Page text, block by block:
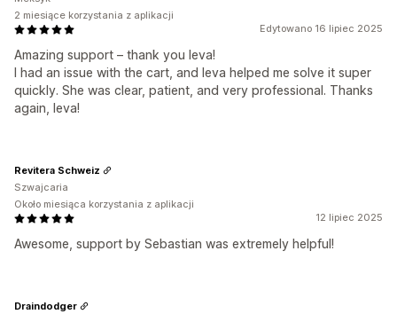
Edytowano 16 lipiec 2025
Amazing support – thank you Ieva!
I had an issue with the cart, and Ieva helped me solve it super
quickly. She was clear, patient, and very professional. Thanks
again, Ieva!
2 miesiące korzystania z aplikacji
12 lipiec 2025
Awesome, support by Sebastian was extremely helpful!
Revitera Schweiz
Szwajcaria
Około miesiąca korzystania z aplikacji
Draindodger